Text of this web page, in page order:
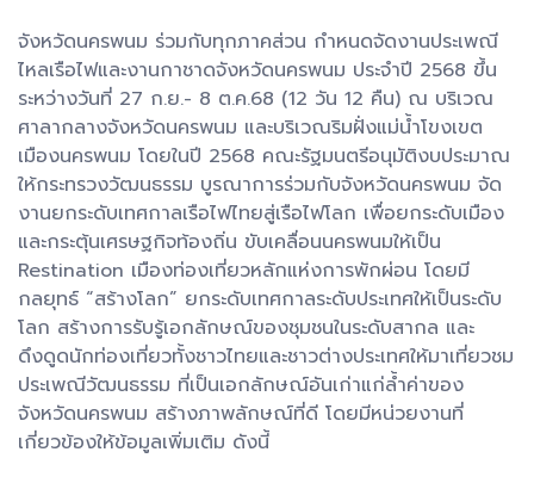
จังหวัดนครพนม ร่วมกับทุกภาคส่วน กำหนดจัดงานประเพณี
ไหลเรือไฟและงานกาชาดจังหวัดนครพนม ประจำปี 2568 ขึ้น
ระหว่างวันที่ 27 ก.ย.- 8 ต.ค.68 (12 วัน 12 คืน) ณ บริเวณ
ศาลากลางจังหวัดนครพนม และบริเวณริมฝั่งแม่น้ำโขงเขต
เมืองนครพนม โดยในปี 2568 คณะรัฐมนตรีอนุมัติงบประมาณ
ให้กระทรวงวัฒนธรรม บูรณาการร่วมกับจังหวัดนครพนม จัด
งานยกระดับเทศกาลเรือไฟไทยสู่เรือไฟโลก เพื่อยกระดับเมือง
และกระตุ้นเศรษฐกิจท้องถิ่น ขับเคลื่อนนครพนมให้เป็น
Restination เมืองท่องเที่ยวหลักแห่งการพักผ่อน โดยมี
กลยุทธ์ “สร้างโลก” ยกระดับเทศกาลระดับประเทศให้เป็นระดับ
โลก สร้างการรับรู้เอกลักษณ์ของชุมชนในระดับสากล และ
ดึงดูดนักท่องเที่ยวทั้งชาวไทยและชาวต่างประเทศให้มาเที่ยวชม
ประเพณีวัฒนธรรม ที่เป็นเอกลักษณ์อันเก่าแก่ล้ำค่าของ
จังหวัดนครพนม สร้างภาพลักษณ์ที่ดี โดยมีหน่วยงานที่
เกี่ยวข้องให้ข้อมูลเพิ่มเติม ดังนี้